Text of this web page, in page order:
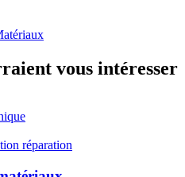
vous intéresser
réparation